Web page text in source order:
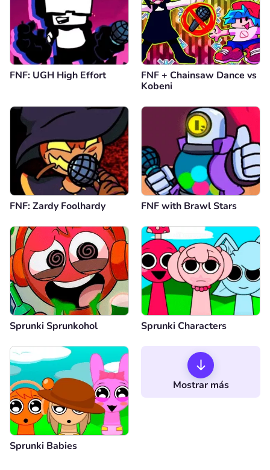
FNF: UGH High Effort
FNF + Chainsaw Dance vs
Kobeni
FNF: Zardy Foolhardy FNF with Brawl Stars
Sprunki Sprunkohol Sprunki Characters
Sprunki Babies
Mostrar más